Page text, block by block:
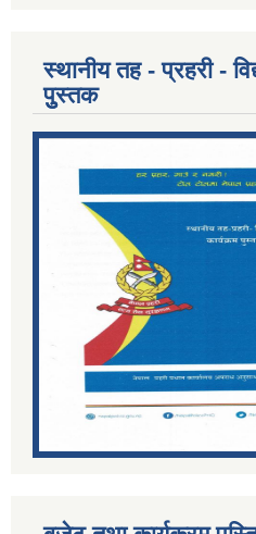
स्थानीय तह - प्रहरी -
पुुस्तक